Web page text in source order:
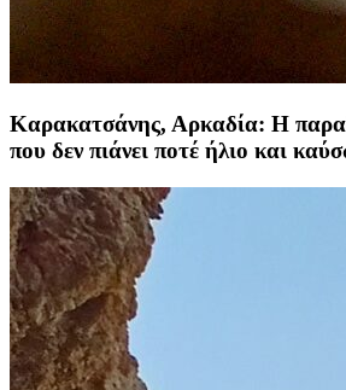
Καρακατσάνης, Αρκαδία: Η
που δεν πιάνει ποτέ ήλιο και